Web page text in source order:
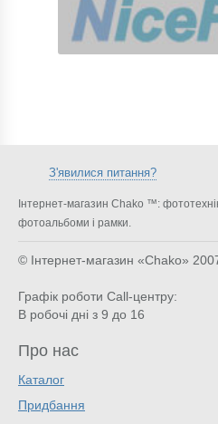
З'явилися питання?
Інтернет-магазин Chako ™:
фотоальбоми і рамки.
© Інтернет-магазин «Chako»
Графік роботи Call-центру:
В робочі дні з 9 до 16
Про нас
Каталог
Придбання